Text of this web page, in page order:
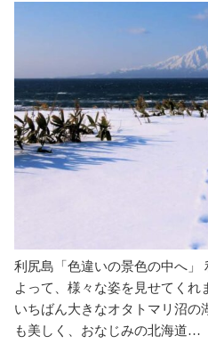
利尻島「色違いの景色の中へ」
よって、様々な姿を見せてく
いちばん大きなオタトマリ沼の
も美しく、おなじみの北海道…